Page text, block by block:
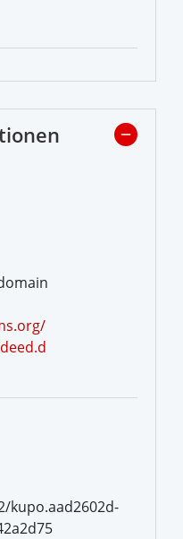
kupo.aad2602d-